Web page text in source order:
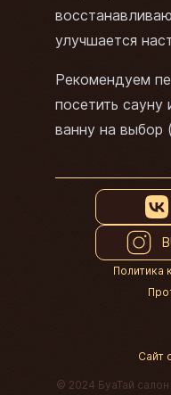
улучшается
Рекомендуем
посетить сауну
ванну на
Политика
Сайт
© 2024 БуаТай